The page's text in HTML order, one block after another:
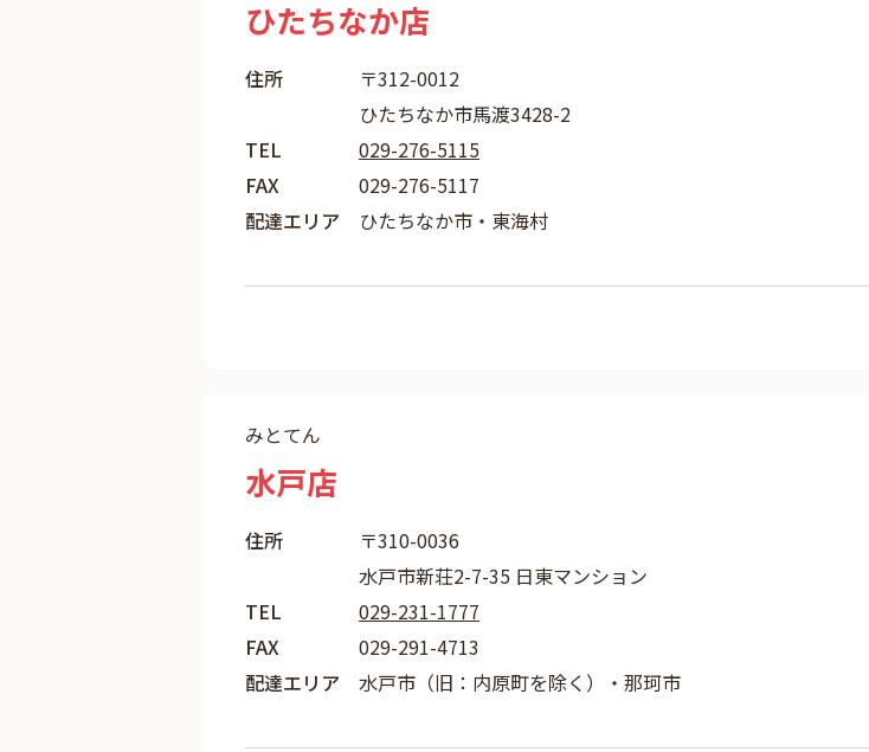
ひたちなか店
住所
〒312-0012
ひたちなか市馬渡3428-2
TEL
029-276-5115
FAX
029-276-5117
配達エリア
ひたちなか市・東海村
みとてん
水戸店
住所
〒310-0036
水戸市新荘2-7-35 日東マンション
TEL
029-231-1777
FAX
029-291-4713
配達エリア
水戸市（旧：内原町を除く）・那珂市